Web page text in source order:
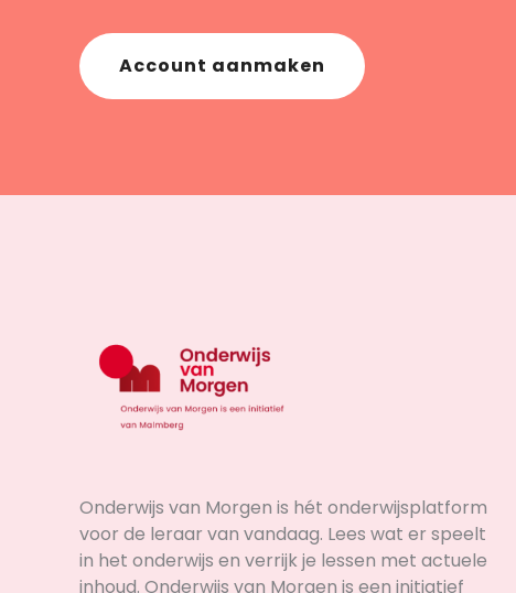
Account aanmaken
Onderwijs van Morgen is hét onderwijsplatform
voor de leraar van vandaag. Lees wat er speelt
in het onderwijs en verrijk je lessen met actuele
inhoud. Onderwijs van Morgen is een initiatief